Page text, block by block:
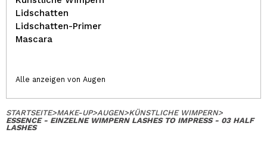
Lidschatten
Lidschatten-Primer
Mascara
Alle anzeigen von Augen
STARTSEITE>MAKE-UP>AUGEN>KÜNSTLICHE WIMPERN>
ESSENCE - EINZELNE WIMPERN LASHES TO IMPRESS - 03 HALF
LASHES